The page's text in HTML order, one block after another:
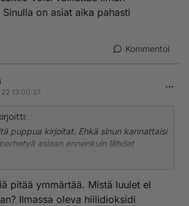
on asiat aika pahasti
Kommentoi
13:00:37
puppua kirjoitat. Ehkä sinun kannattaisi
asiaan ennenkuin lähdet
Mikä on kemiallinen
lämpötilaan? Sinulla on asiat aika
pitää ymmärtää. Mistä luulet el
Ilmassa oleva hiilidioksidi